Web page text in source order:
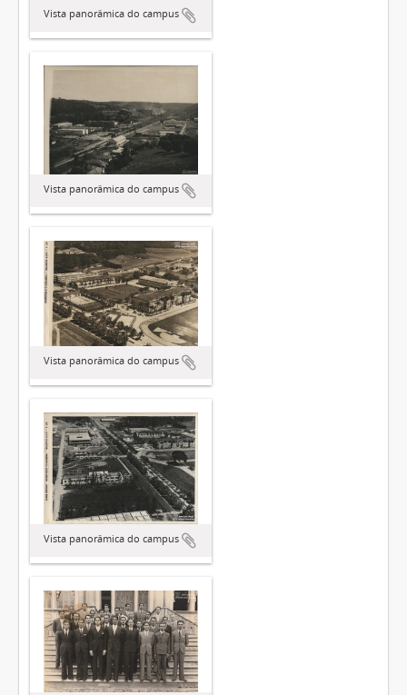
Vista panorâmica do campus
Vista panorâmica do campus
Vista panorâmica do campus
Vista panorâmica do campus